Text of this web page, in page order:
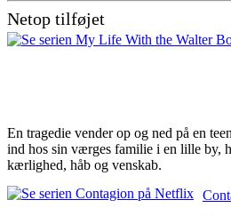
Netop tilføjet
En tragedie vender op og ned på en
ind hos sin værges familie i en lille by,
kærlighed, håb og venskab.